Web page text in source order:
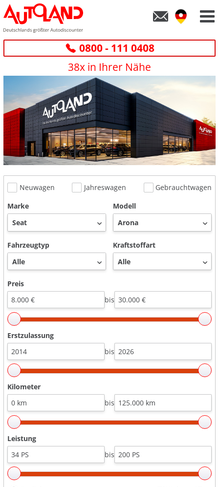
0800 - 111 0408
38x in Ihrer Nähe
Neuwagen Jahreswagen
Gebrauchtwagen
Marke
Modell
Fahrzeugtyp Kraftstoffart
Preis
bis
Erstzulassung
bis
Kilometer
bis
Leistung
bis